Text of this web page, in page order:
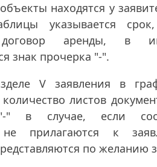
находятся у
указывается
аренды, в
знак прочерка "-".
V заявления в
количество листов
" в случае, если
не прилагаются к
по желанию